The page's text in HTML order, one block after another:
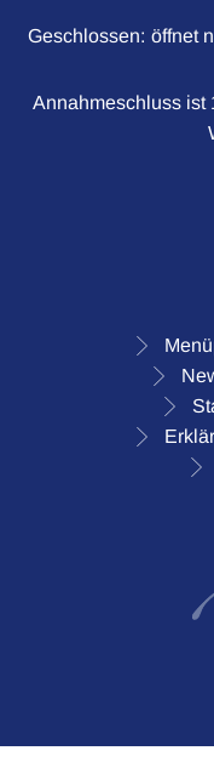
Klicken, um weitere
Geschlossen: öffnet
Annahmeschluss ist